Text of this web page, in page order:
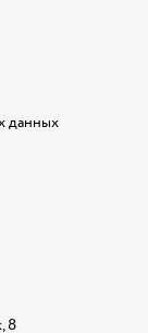
данных
8